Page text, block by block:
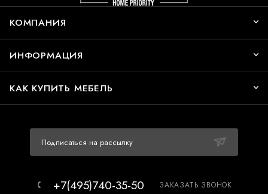
КОМПАНИЯ
ИНФОРМАЦИЯ
КАК КУПИТЬ МЕБЕЛЬ
Подписаться на рассылку
+7(495)740-35-50 ЗАКАЗАТЬ ЗВОНОК